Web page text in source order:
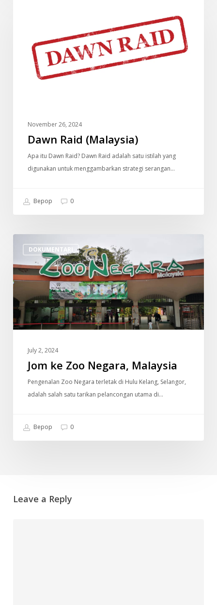
November 26, 2024
Dawn Raid (Malaysia)
Apa itu Dawn Raid? Dawn Raid adalah satu istilah yang
digunakan untuk menggambarkan strategi serangan…
Bepop 0
DOKUMENTARI
Zoo
Negara,
Malaysia
July 2, 2024
Jom ke Zoo Negara, Malaysia
Pengenalan Zoo Negara terletak di Hulu Kelang, Selangor,
adalah salah satu tarikan pelancongan utama di…
Bepop 0
Leave a Reply